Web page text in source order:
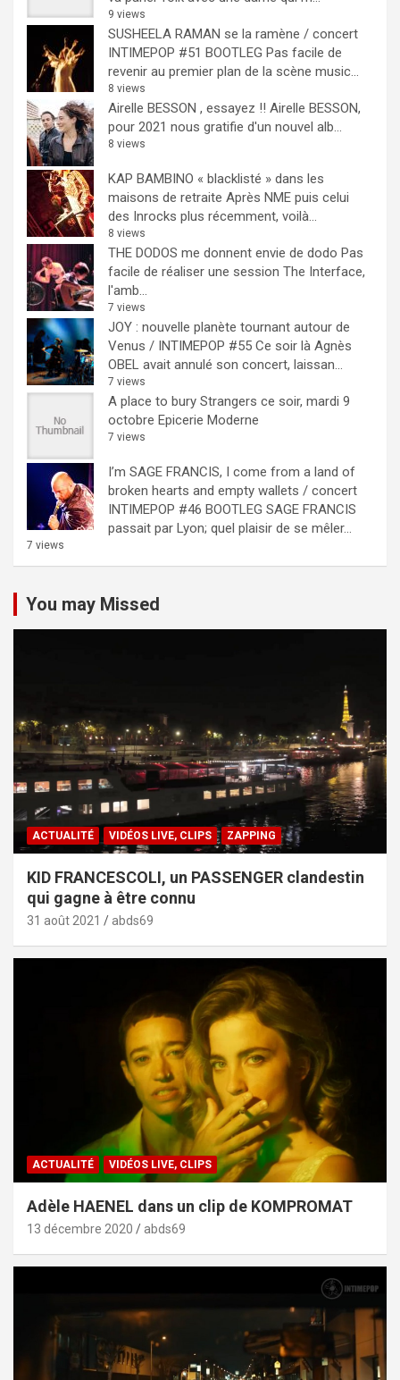
9 views
SUSHEELA RAMAN se la ramène / concert
INTIMEPOP #51 BOOTLEG Pas facile de
revenir au premier plan de la scène music...
8 views
Airelle BESSON , essayez !! Airelle BESSON,
pour 2021 nous gratifie d'un nouvel alb...
8 views
KAP BAMBINO « blacklisté » dans les
maisons de retraite Après NME puis celui
des Inrocks plus récemment, voilà...
8 views
THE DODOS me donnent envie de dodo Pas
facile de réaliser une session The Interface,
l'amb...
7 views
JOY : nouvelle planète tournant autour de
Venus / INTIMEPOP #55 Ce soir là Agnès
OBEL avait annulé son concert, laissan...
7 views
A place to bury Strangers ce soir, mardi 9
octobre Epicerie Moderne
7 views
I’m SAGE FRANCIS, I come from a land of
broken hearts and empty wallets / concert
INTIMEPOP #46 BOOTLEG SAGE FRANCIS
passait par Lyon; quel plaisir de se mêler...
7 views
You may Missed
ACTUALITÉ VIDÉOS LIVE, CLIPS ZAPPING
KID FRANCESCOLI, un PASSENGER clandestin
qui gagne à être connu
31 août 2021 abds69
ACTUALITÉ VIDÉOS LIVE, CLIPS
Adèle HAENEL dans un clip de KOMPROMAT
13 décembre 2020 abds69